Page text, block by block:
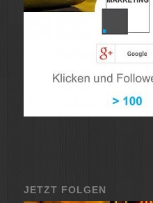
JETZT FOLGEN